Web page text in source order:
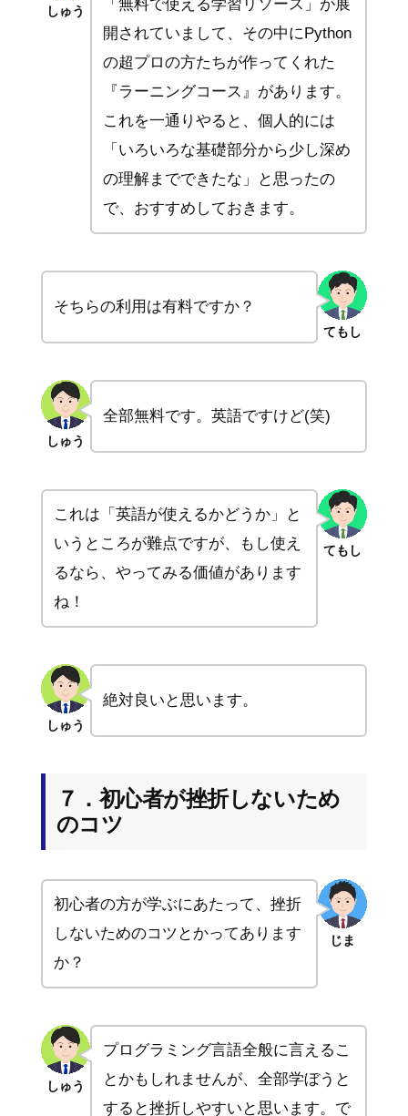
しゅう
「無料で使える学習リソース」が展
開されていまして、その中にPython
の超プロの方たちが作ってくれた
『ラーニングコース』があります。
これを一通りやると、個人的には
「いろいろな基礎部分から少し深め
の理解までできたな」と思ったの
で、おすすめしておきます。
てもし
そちらの利用は有料ですか？
しゅう
全部無料です。英語ですけど(笑)
てもし
これは「英語が使えるかどうか」と
いうところが難点ですが、もし使え
るなら、やってみる価値があります
ね！
しゅう
絶対良いと思います。
７．初心者が挫折しないため
のコツ
じま
初心者の方が学ぶにあたって、挫折
しないためのコツとかってあります
か？
しゅう
プログラミング言語全般に言えるこ
とかもしれませんが、全部学ぼうと
すると挫折しやすいと思います。で